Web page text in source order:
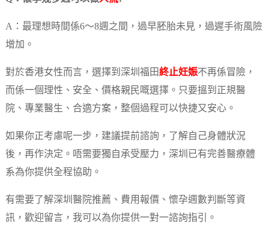
A：最理想時間係6～8週之間，過早胚胎未見，過遲手術風險
增加。
對於香港女性而言，選擇到深圳福田終止妊娠不再係冒險，
而係一個理性、安全、價格親民嘅選擇。只要搵到正規醫
院、專業醫生、合適方案，整個過程可以快捷又安心。
如果你正考慮呢一步，建議提前諮詢，了解自己身體狀況
後，再作決定。唔需要獨自承受壓力，深圳已有完善醫療體
系為你提供全程協助。
有需要了解深圳醫院推薦、費用報價、懷孕週數判斷等資
訊，歡迎留言，我可以為你提供一對一諮詢指引。